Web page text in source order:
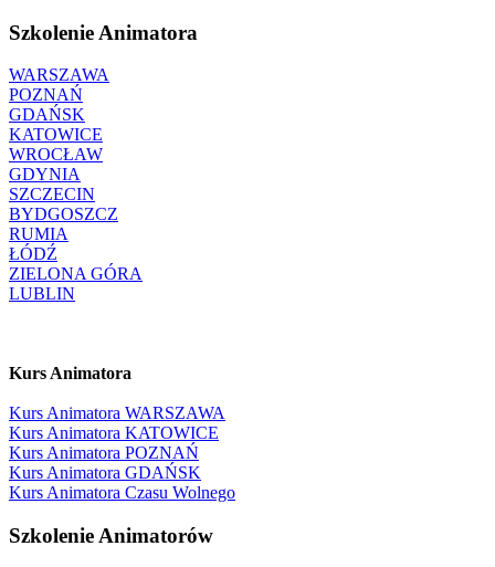
Szkolenie Animatora
WARSZAWA
POZNAŃ
GDAŃSK
KATOWICE
WROCŁAW
GDYNIA
SZCZECIN
BYDGOSZCZ
RUMIA
ŁÓDŹ
ZIELONA GÓRA
LUBLIN
Kurs Animatora
Kurs Animatora WARSZAWA
Kurs Animatora KATOWICE
Kurs Animatora POZNAŃ
Kurs Animatora GDAŃSK
Kurs Animatora Czasu Wolnego
Szkolenie Animatorów